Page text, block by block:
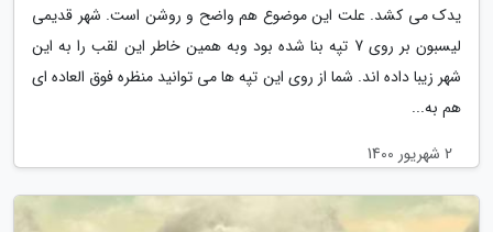
یدک می کشد. علت این موضوع هم واضح و روشن است. شهر قدیمی
لیسبون بر روی 7 تپه بنا شده بود وبه همین خاطر این لقب را به این
شهر زیبا داده اند. شما از روی این تپه ها می توانید منظره فوق العاده ای
هم به...
2 شهریور 1400